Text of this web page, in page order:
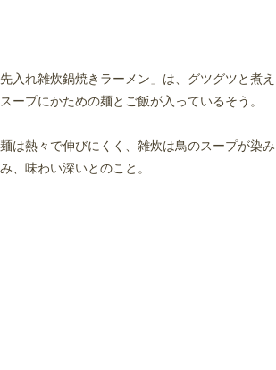
先入れ雑炊鍋焼きラーメン」は、グツグツと煮え
ープにかための麺とご飯が入っているそう。
は熱々で伸びにくく、雑炊は鳥のスープが染み
、味わい深いとのこと。